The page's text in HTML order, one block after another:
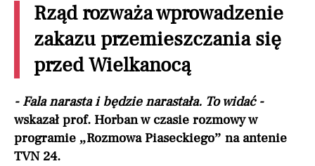
Rząd rozważa wprowadzenie
zakazu przemieszczania się
przed Wielkanocą
- Fala narasta i będzie narastała. To widać -
wskazał prof. Horban w czasie rozmowy w
programie „Rozmowa Piaseckiego” na antenie
TVN 24.